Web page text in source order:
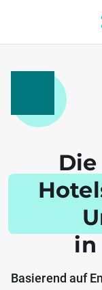
in
Basierend auf